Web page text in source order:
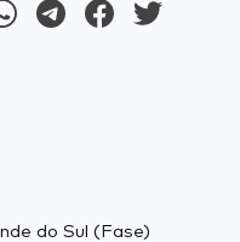
do Sul (Fase)